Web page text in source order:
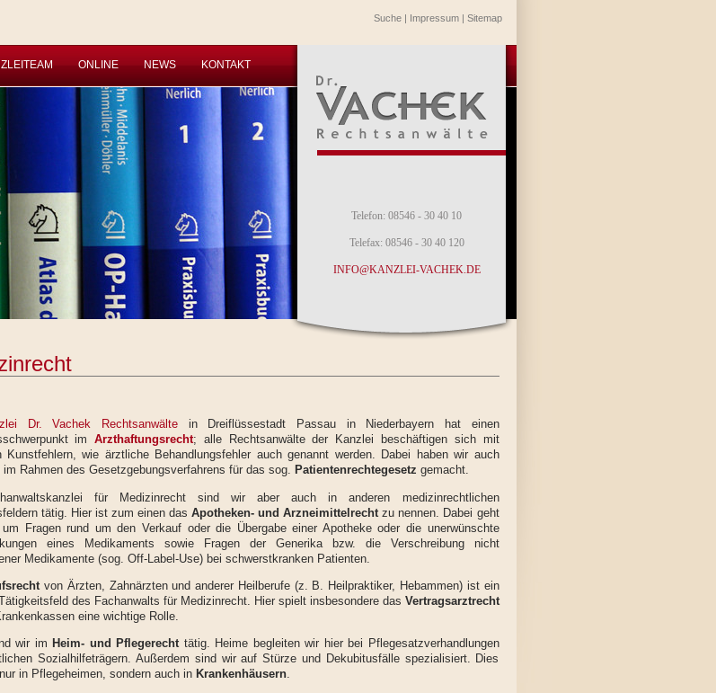
Suche| Impressum| Sitemap
ONLINE NEWS KONTAKT
Telefon: 08546 - 30 40 10
Telefax: 08546 - 30 40 120
INFO@KANZLEI-VACHEK.DE
Dr. Vachek Rechtsanwälte in Dreiflüssestadt Passau in Niederbayern hat einen
imArzthaftungsrecht; alle Rechtsanwälte der Kanzlei beschäftigen sich mit
Kunstfehlern, wie ärztliche Behandlungsfehler auch genannt werden. Dabei haben wir auch
im Rahmen des Gesetzgebungsverfahrens für das sog. Patientenrechtegesetz gemacht.
für Medizinrecht sind wir aber auch in anderen medizinrechtlichen
tätig. Hier ist zum einen dasApotheken- und Arzneimittelrechtzu nennen. Dabei geht
Fragen rund um den Verkauf oder die Übergabe einer Apotheke oder die unerwünschte
eines Medikaments sowie Fragen der Generika bzw. die Verschreibung nicht
Medikamente (sog. Off-Label-Use) bei schwerstkranken Patienten.
von Ärzten, Zahnärzten und anderer Heilberufe (z. B. Heilpraktiker, Hebammen) ist ein
des Fachanwalts für Medizinrecht. Hier spielt insbesondere das Vertragsarztrecht
eine wichtige Rolle.
wir im Heim- und Pflegerecht tätig. Heime begleiten wir hier bei Pflegesatzverhandlungen
Sozialhilfeträgern. Außerdem sind wir auf Stürze und Dekubitusfälle spezialisiert. Dies
in Pflegeheimen, sondern auch in Krankenhäusern.